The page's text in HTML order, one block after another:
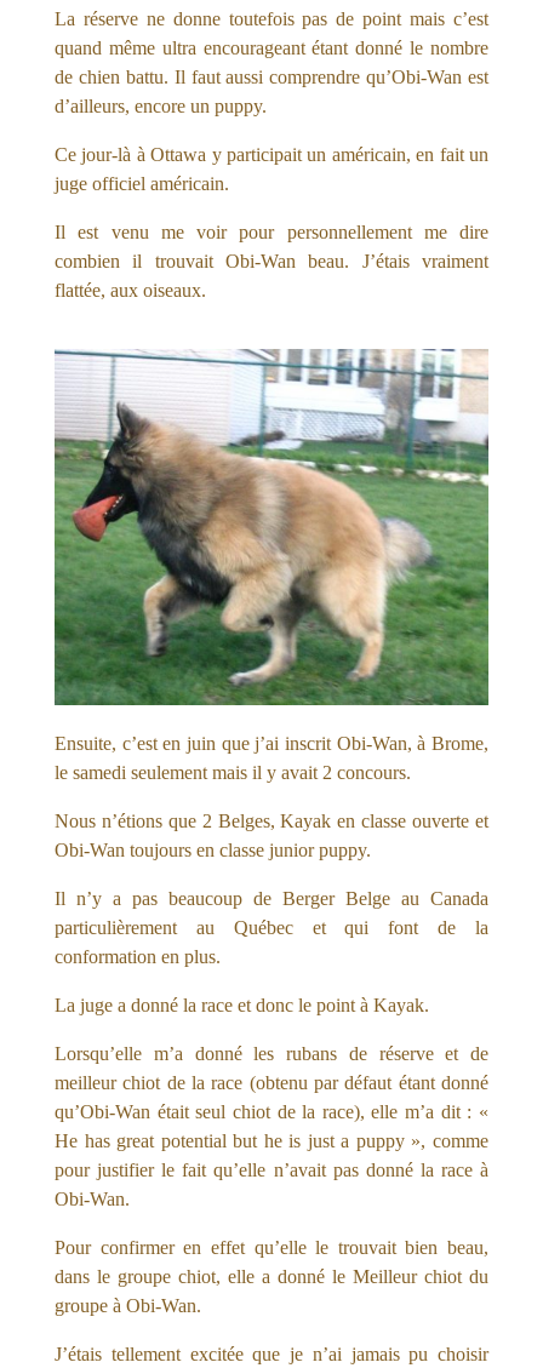
La réserve ne donne toutefois pas de point mais c’est
quand même ultra encourageant étant donné le nombre
de chien battu. Il faut aussi comprendre qu’Obi-Wan est
d’ailleurs, encore un puppy.
Ce jour-là à Ottawa y participait un américain, en fait un
juge officiel américain.
Il est venu me voir pour personnellement me dire
combien il trouvait Obi-Wan beau. J’étais vraiment
flattée, aux oiseaux.
Ensuite, c’est en juin que j’ai inscrit Obi-Wan, à Brome,
le samedi seulement mais il y avait 2 concours.
Nous n’étions que 2 Belges, Kayak en classe ouverte et
Obi-Wan toujours en classe junior puppy.
Il n’y a pas beaucoup de Berger Belge au Canada
particulièrement au Québec et qui font de la
conformation en plus.
La juge a donné la race et donc le point à Kayak.
Lorsqu’elle m’a donné les rubans de réserve et de
meilleur chiot de la race (obtenu par défaut étant donné
qu’Obi-Wan était seul chiot de la race), elle m’a dit : «
He has great potential but he is just a puppy », comme
pour justifier le fait qu’elle n’avait pas donné la race à
Obi-Wan.
Pour confirmer en effet qu’elle le trouvait bien beau,
dans le groupe chiot, elle a donné le Meilleur chiot du
groupe à Obi-Wan.
J’étais tellement excitée que je n’ai jamais pu choisir